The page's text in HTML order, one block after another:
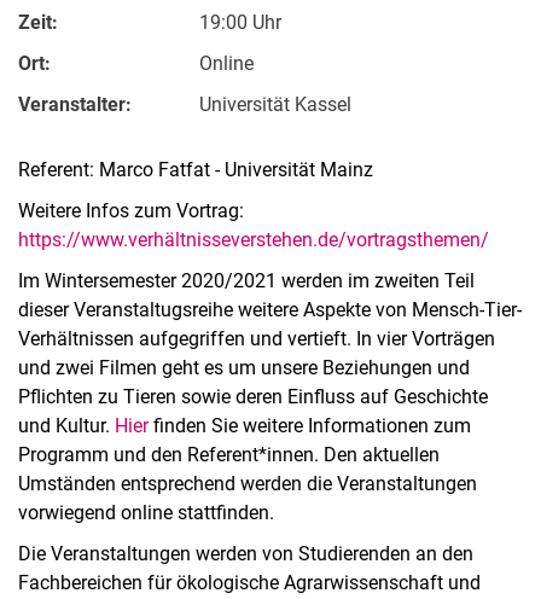
Zeit:
19:00 Uhr
Ort:
Online
Veranstalter:
Universität Kassel
Referent: Marco Fatfat - Universität Mainz
Weitere Infos zum Vortrag:
https://www.verhältnisseverstehen.de/vortragsthemen/
Im Wintersemester 2020/2021 werden im zweiten Teil
dieser Veranstaltugsreihe weitere Aspekte von Mensch-Tier-
Verhältnissen aufgegriffen und vertieft. In vier Vorträgen
und zwei Filmen geht es um unsere Beziehungen und
Pflichten zu Tieren sowie deren Einfluss auf Geschichte
und Kultur. Hierfinden Sie weitere Informationen zum
Programm und den Referent*innen. Den aktuellen
Umständen entsprechend werden die Veranstaltungen
vorwiegend online stattfinden.
Die Veranstaltungen werden von Studierenden an den
Fachbereichen für ökologische Agrarwissenschaft und